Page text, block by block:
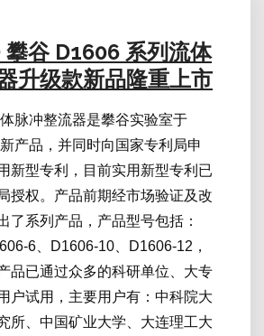
攀谷 D1606 系列流体
升级款新品隆重上市
脉冲整流器是攀谷实验室于
产品，并同时向国家专利局申
新型专利，目前实用新型专利已
授权。产品前期经市场验证及改
了系列产品，产品型号包括：
6、D1606-10、D1606-12，
品已通过众多的科研单位、大专
户试用，主要用户有：中科院大
所、中国矿业大学、大连理工大